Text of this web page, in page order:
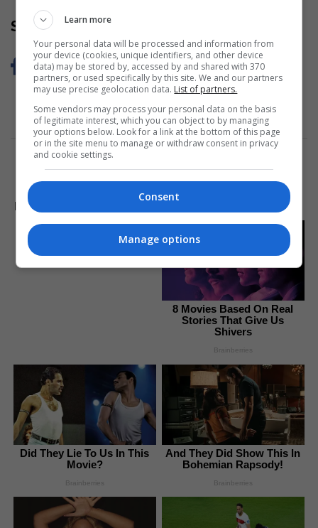
Share Now
LAJME NGA INTERNETI
The Most Unexpected
Wedding Dance Moments
Brainberries
8 Movies Based On Real
Stories That Give Us
Shivers
Brainberries
Did They Lie To Us In This
Movie?
Brainberries
And They Did Show This In
Bohemian Rapsody!
Brainberries
Learn more
Your personal data will be processed and information from
your device (cookies, unique identifiers, and other device
data) may be stored by, accessed by and shared with 370
partners, or used specifically by this site. We and our partners
may use precise geolocation data. List of partners.
Some vendors may process your personal data on the basis
of legitimate interest, which you can object to by managing
your options below. Look for a link at the bottom of this page
or in the site menu to manage or withdraw consent in privacy
and cookie settings.
Consent
Manage options